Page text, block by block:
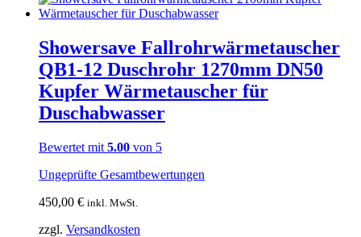
Showersave Fallrohrwärmetauscher
QB1-12 Duschrohr 1270mm DN50
Kupfer Wärmetauscher für
Duschabwasser
Bewertet mit 5.00 von 5
Ungeprüfte Gesamtbewertungen
450,00 € inkl. MwSt.
zzgl. Versandkosten